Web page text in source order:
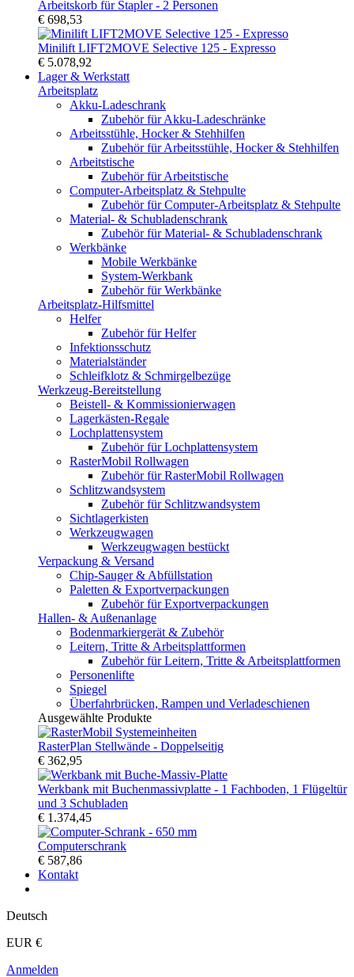
Arbeitskorb für Stapler - 2 Personen
€ 698,53
Minilift LIFT2MOVE Selective 125 - Expresso
€ 5.078,92
Lager & Werkstatt
Arbeitsplatz
Akku-Ladeschrank
Zubehör für Akku-Ladeschränke
Arbeitsstühle, Hocker & Stehhilfen
Zubehör für Arbeitsstühle, Hocker & Stehhilfen
Arbeitstische
Zubehör für Arbeitstische
Computer-Arbeitsplatz & Stehpulte
Zubehör für Computer-Arbeitsplatz & Stehpulte
Material- & Schubladenschrank
Zubehör für Material- & Schubladenschrank
Werkbänke
Mobile Werkbänke
System-Werkbank
Zubehör für Werkbänke
Arbeitsplatz-Hilfsmittel
Helfer
Zubehör für Helfer
Infektionsschutz
Materialständer
Schleifklotz & Schmirgelbezüge
Werkzeug-Bereitstellung
Beistell- & Kommissionierwagen
Lagerkästen-Regale
Lochplattensystem
Zubehör für Lochplattensystem
RasterMobil Rollwagen
Zubehör für RasterMobil Rollwagen
Schlitzwandsystem
Zubehör für Schlitzwandsystem
Sichtlagerkisten
Werkzeugwagen
Werkzeugwagen bestückt
Verpackung & Versand
Chip-Sauger & Abfüllstation
Paletten & Exportverpackungen
Zubehör für Exportverpackungen
Hallen- & Außenanlage
Bodenmarkiergerät & Zubehör
Leitern, Tritte & Arbeitsplattformen
Zubehör für Leitern, Tritte & Arbeitsplattformen
Personenlifte
Spiegel
Überfahrbrücken, Rampen und Verladeschienen
Ausgewählte Produkte
RasterPlan Stellwände - Doppelseitig
€ 362,95
Werkbank mit Buchenmassivplatte - 1 Fachboden, 1 Flügeltür
und 3 Schubladen
€ 1.374,45
Computerschrank
€ 587,86
Kontakt
Deutsch
EUR €
Anmelden